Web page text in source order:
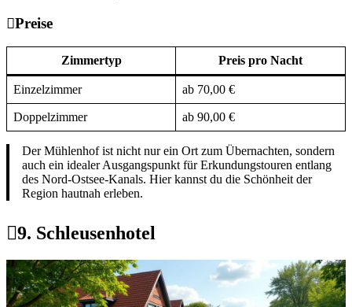
Preise
Zimmertyp Preis pro Nacht
Einzelzimmer ab 70,00 €
Doppelzimmer ab 90,00 €
Der Mühlenhof ist nicht nur ein Ort zum Übernachten, sondern
auch ein idealer Ausgangspunkt für Erkundungstouren entlang
des Nord-Ostsee-Kanals. Hier kannst du die Schönheit der
Region hautnah erleben.
9. Schleusenhotel